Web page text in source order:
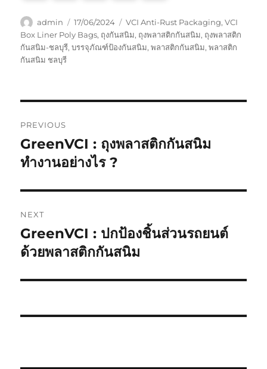
Author
admin
Posted
on
17/06/2024 Tags
VCI Anti-Rust Packaging,VCI
Box Liner Poly Bags, ถุงกันสนิม, ถุงพลาสติกกันสนิม, ถุงพลาสติก
กันสนิม-ชลบุรี,บรรจุภัณฑ์ป้องกันสนิม,พลาสติกกันสนิม,พลาสติก
กันสนิม ชลบุรี
navigation
PREVIOUS
Previous
post:
GreenVCI : ถุงพลาสติกกันสนิม
ทำงานอย่างไร ?
NEXT
Next
post:
GreenVCI : ปกป้องชิ้นส่วนรถยนต์
ด้วยพลาสติกกันสนิม